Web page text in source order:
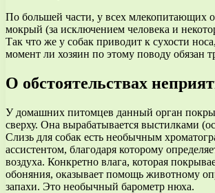
По большей части, у всех млекопитающих
мокрый (за исключением человека и
Так что же у собак приводит к сухости
момент ли хозяин по этому поводу обязан
О обстоятельствах
У домашних питомцев данный орган
сверху. Она вырабатывается выстилками
Слизь для собак есть необычным
ассистентом, благодаря которому
воздуха. Конкретно влага, которая
обоняния, оказывает помощь животному
запахи. Это необычный барометр нюха.